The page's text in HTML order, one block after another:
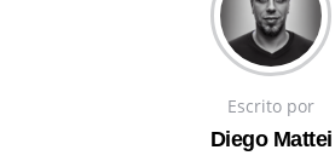
Escrito por
Diego Mattei